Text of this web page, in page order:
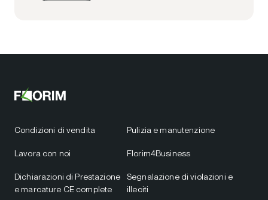
Condizioni di vendita
Lavora con noi
Dichiarazioni di Prestazione
e marcature CE complete
Pulizia e manutenzione
Florim4Business
Segnalazione di violazioni e
illeciti